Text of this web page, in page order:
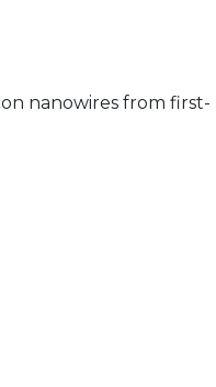
nanowires from first-